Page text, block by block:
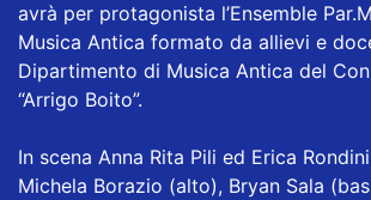
avrà per protagonista l’Ensemble
Musica Antica formato da allievi e
Dipartimento di Musica Antica del
“Arrigo Boito”.
In scena Anna Rita Pili ed Erica
Michela Borazio (alto), Bryan Sala